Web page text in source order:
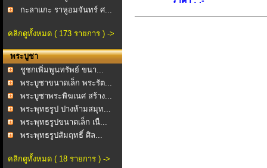
กะลาแกะ ราหูอมจันทร์ ศ...
คลิกดูทั้งหมด ( 173 รายการ ) ->
พระบูชา
ชูชกเพิ่มพูนทรัพย์ ขนา...
พระบูชาขนาดเล็ก พระรัต...
พระบูชาพระพิฆเนศ สร้าง...
พระพุทธรูป ปางห้ามสมุท...
พระพุทธรูปขนาดเล็ก เนื...
พระพุทธรูปสัมฤทธิ์ ศิล...
คลิกดูทั้งหมด ( 18 รายการ ) ->